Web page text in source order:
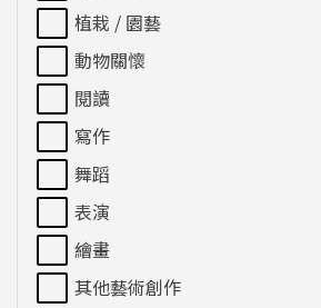
植栽 / 園藝
動物關懷
閱讀
寫作
舞蹈
表演
繪畫
其他藝術創作